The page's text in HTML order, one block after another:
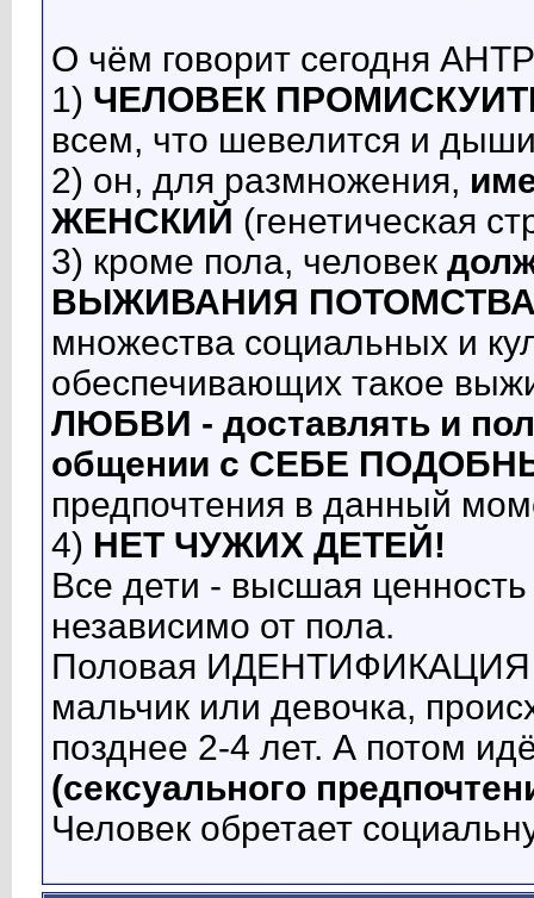
О чём говорит сегодня
1) ЧЕЛОВЕК
всем, что шевелится и
2) он, для размножения,
ЖЕНСКИЙ (генетическая
3) кроме пола, человек
ВЫЖИВАНИЯ
множества социальных и
обеспечивающих такое
ЛЮБВИ - доставлять и
общении с СЕБЕ
предпочтения в данный
4) НЕТ ЧУЖИХ ДЕТЕЙ!
Все дети - высшая
независимо от пола.
Половая ИДЕНТИФИКАЦИЯ у
мальчик или девочка,
позднее 2-4 лет. А потом
(сексуального
Человек обретает